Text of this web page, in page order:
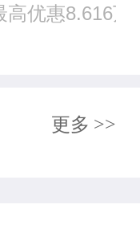
高优惠8.616万
更多 >>